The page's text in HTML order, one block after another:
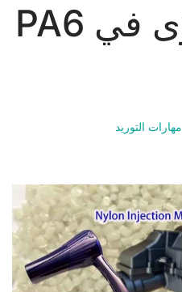
النايلون: رؤى في PA6
مهارات التوريد